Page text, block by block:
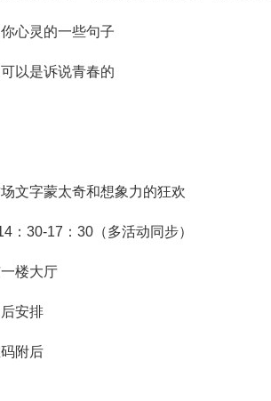
心灵的一些句子
以是诉说青春的
文字蒙太奇和想象力的狂欢
：30-17：30（多活动同步）
楼大厅
安排
附后